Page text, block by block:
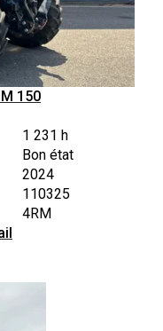
150
1 231 h
Bon état
2024
110325
4RM